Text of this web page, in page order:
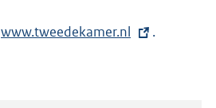
:
l
r
E
www.tweedekamer.nl .